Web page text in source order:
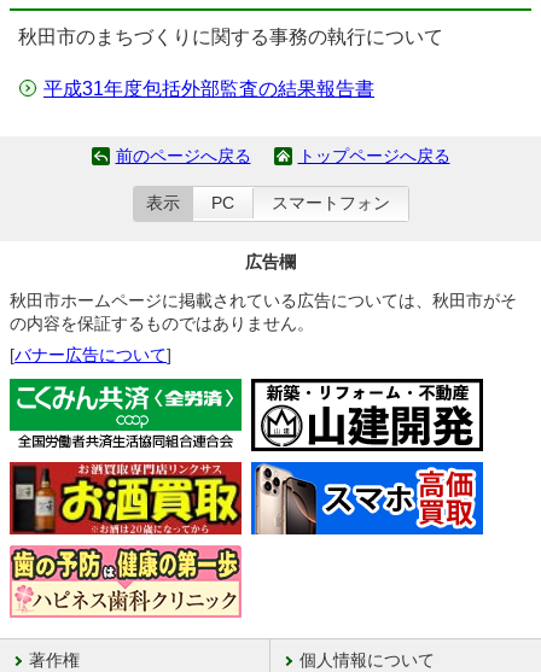
秋田市のまちづくりに関する事務の執行について
平成31年度包括外部監査の結果報告書
前のページへ戻る トップページへ戻る
表示 PC スマートフォン
広告欄
秋田市ホームページに掲載されている広告については、秋田市がそ
の内容を保証するものではありません。
[バナー広告について]
著作権 個人情報について